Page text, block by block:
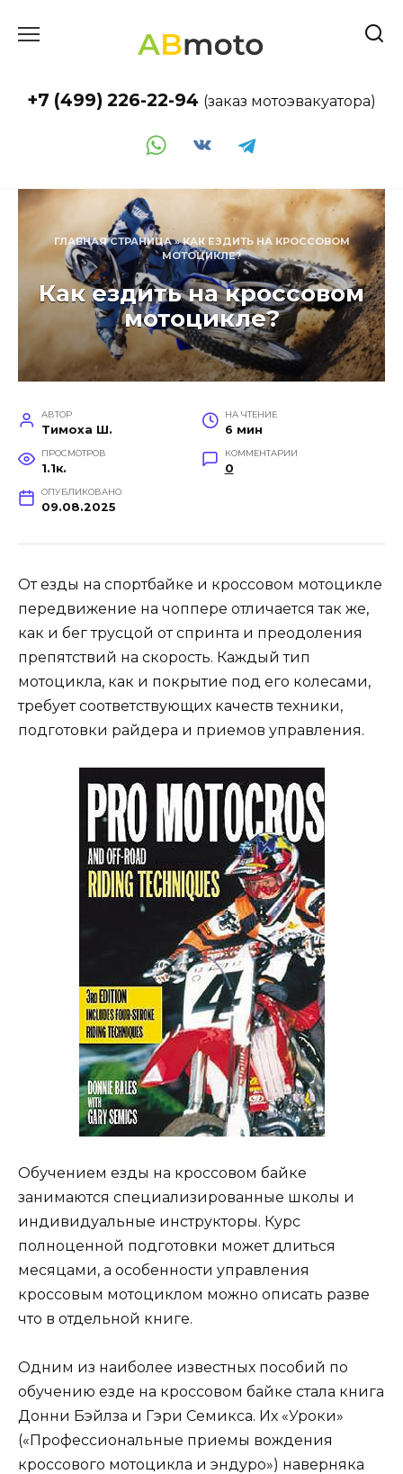
+7 (499) 226-22-94 (заказ мотоэвакуатора)
ГЛАВНАЯ СТРАНИЦА»КАК ЕЗДИТЬ НА КРОССОВОМ
МОТОЦИКЛЕ?
Как ездить на кроссовом
мотоцикле?
АВТОР
Тимоха Ш.
НА ЧТЕНИЕ
6 мин
ПРОСМОТРОВ
1.1к.
КОММЕНТАРИИ
0
ОПУБЛИКОВАНО
09.08.2025
От езды на спортбайке и кроссовом мотоцикле
передвижение на чоппере отличается так же,
как и бег трусцой от спринта и преодоления
препятствий на скорость. Каждый тип
мотоцикла, как и покрытие под его колесами,
требует соответствующих качеств техники,
подготовки райдера и приемов управления.
Обучением езды на кроссовом байке
занимаются специализированные школы и
индивидуальные инструкторы. Курс
полноценной подготовки может длиться
месяцами, а особенности управления
кроссовым мотоциклом можно описать разве
что в отдельной книге.
Одним из наиболее известных пособий по
обучению езде на кроссовом байке стала книга
Донни Бэйлза и Гэри Семикса. Их «Уроки»
(«Профессиональные приемы вождения
кроссового мотоцикла и эндуро») наверняка